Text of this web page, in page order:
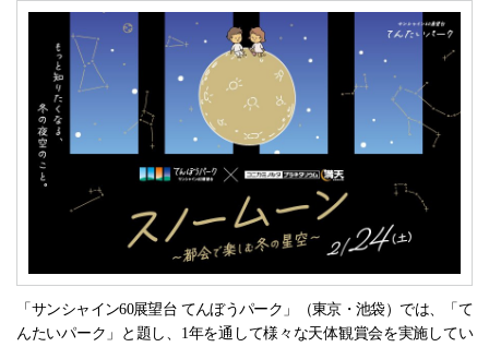
「サンシャイン60展望台 てんぼうパーク」（東京・池袋）では、「て
んたいパーク」と題し、 1年を通して様々な天体観賞会を実施してい